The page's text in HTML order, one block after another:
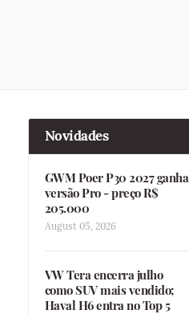
Novidades
GWM Poer P30 2027 ganha
versão Pro - preço R$
205.000
August 05, 2026
VW Tera encerra julho
como SUV mais vendido;
Haval H6 entra no Top 5